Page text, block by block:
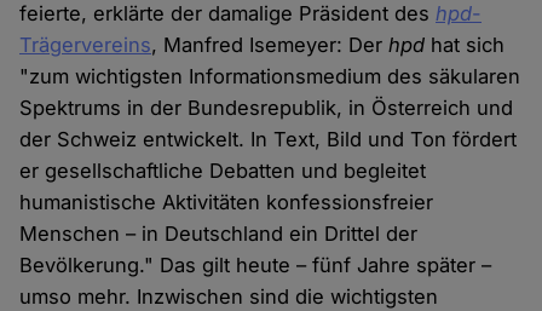
feierte, erklärte der damalige Präsident deshpd-
Trägervereins, Manfred Isemeyer: Derhpd hat sich
"zum wichtigsten Informationsmedium des säkularen
Spektrums in der Bundesrepublik, in Österreich und
der Schweiz entwickelt. In Text, Bild und Ton fördert
er gesellschaftliche Debatten und begleitet
humanistische Aktivitäten konfessionsfreier
Menschen – in Deutschland ein Drittel der
Bevölkerung." Das gilt heute – fünf Jahre später –
umso mehr. Inzwischen sind die wichtigsten